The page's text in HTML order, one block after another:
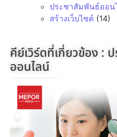
ประชาสัมพันธ์ออน
สร้างเว็บไซต์ (14)
คีย์เวิร์ดที่เกี่ยวข้อง :
ออนไลน์